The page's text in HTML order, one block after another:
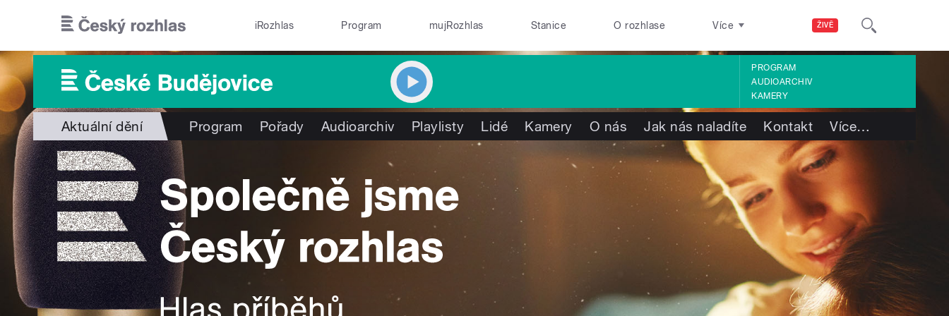
ŽIVĚ
iRozhlas Program mujRozhlas Stanice O rozhlase Více
PROGRAM
AUDIOARCHIV
KAMERY
Aktuální dění Program Pořady Audioarchiv Playlisty Lidé Kamery O nás Jak nás naladíte Kontakt Více…